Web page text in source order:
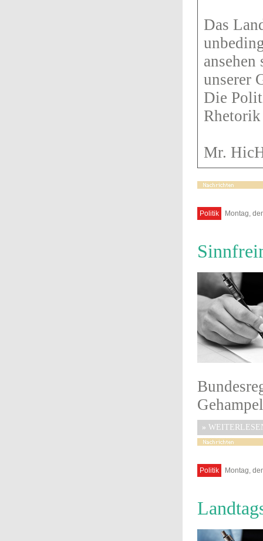
Das
unserer
Die
Mr.
Politik Montag,
»
Politik Montag,